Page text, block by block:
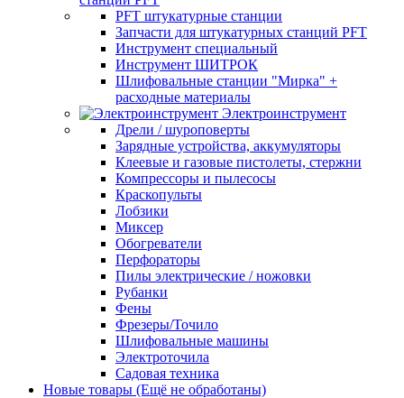
PFT штукатурные станции
Запчасти для штукатурных станций PFT
Инструмент специальный
Инструмент ШИТРОК
Шлифовальные станции "Мирка" +
расходные материалы
Электроинструмент
Дрели / шуроповерты
Зарядные устройства, аккумуляторы
Клеевые и газовые пистолеты, стержни
Компрессоры и пылесосы
Краскопульты
Лобзики
Миксер
Обогреватели
Перфораторы
Пилы электрические / ножовки
Рубанки
Фены
Фрезеры/Точило
Шлифовальные машины
Электроточила
Садовая техника
Новые товары (Ещё не обработаны)